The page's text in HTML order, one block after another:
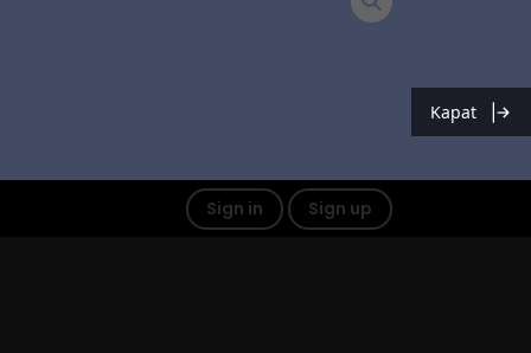
Sign in Sign up
Kapat